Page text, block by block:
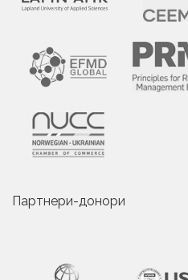
Партнери-донори